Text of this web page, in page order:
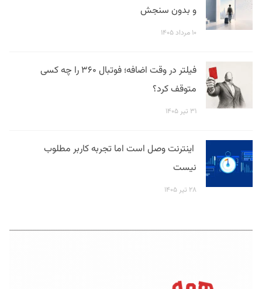
و بدون سنجش
۱۰ مرداد ۱۴۰۵
فیلتر در وقت اضافه؛ فوتبال ۳۶۰ را چه کسی
متوقف کرد؟
۳۱ تیر ۱۴۰۵
اینترنت وصل است اما تجربه کاربر مطلوب
نیست
۲۸ تیر ۱۴۰۵